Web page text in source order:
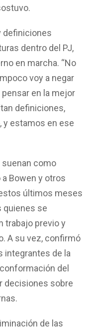
definiciones
dentro del PJ,
en marcha. “No
voy a negar
en la mejor
definiciones,
y estamos en ese
como
Bowen y otros
últimos meses
quienes se
trabajo previo y
A su vez, confirmó
integrantes de la
del
decisiones sobre
de las